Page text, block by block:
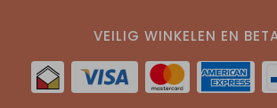
VEILIG WINKELEN EN